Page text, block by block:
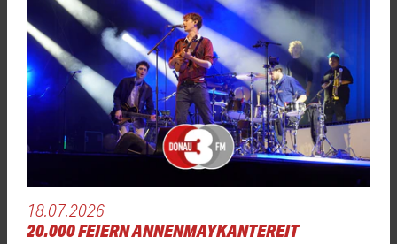
18.07.2026
20.000 FEIERN ANNENMAYKANTEREIT